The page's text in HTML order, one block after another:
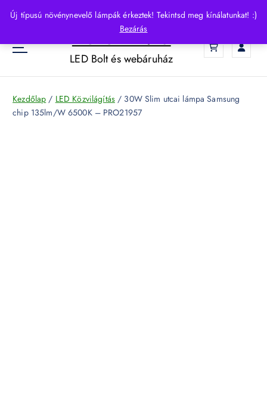
Új típusú növénynevelő lámpák érkeztek! Tekintsd meg kínálatunkat! :)
Bezárás
p
o
HelloLED.hu
LED Bolt és webáruház
Kezdőlap / LED Közvilágítás/ 30W Slim utcai lámpa Samsung
chip 135lm/W 6500K – PRO21957